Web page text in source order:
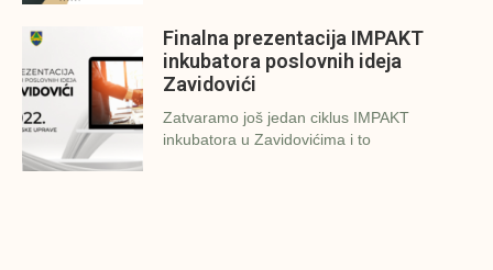
Finalna prezentacija IMPAKT
inkubatora poslovnih ideja
Zavidovići
Zatvaramo još jedan ciklus IMPAKT
inkubatora u Zavidovićima i to